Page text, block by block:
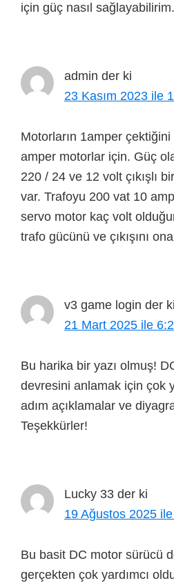
için güç nasıl sağlayabilirim.
admin der ki
23 Kasım 2023 ile
Motorların 1amper
amper motorlar için. Güç
220 / 24 ve 12 volt çıkışlı
var. Trafoyu 200 vat 10
servo motor kaç volt
trafo gücünü ve çıkışını
v3 game login der ki
21 Mart 2025 ile
Bu harika bir yazı olmuş!
devresini anlamak için çok
adım açıklamalar ve
Teşekkürler!
Lucky 33 der ki
19 Ağustos 2025
Bu basit DC motor sürücü
gerçekten çok yardımcı